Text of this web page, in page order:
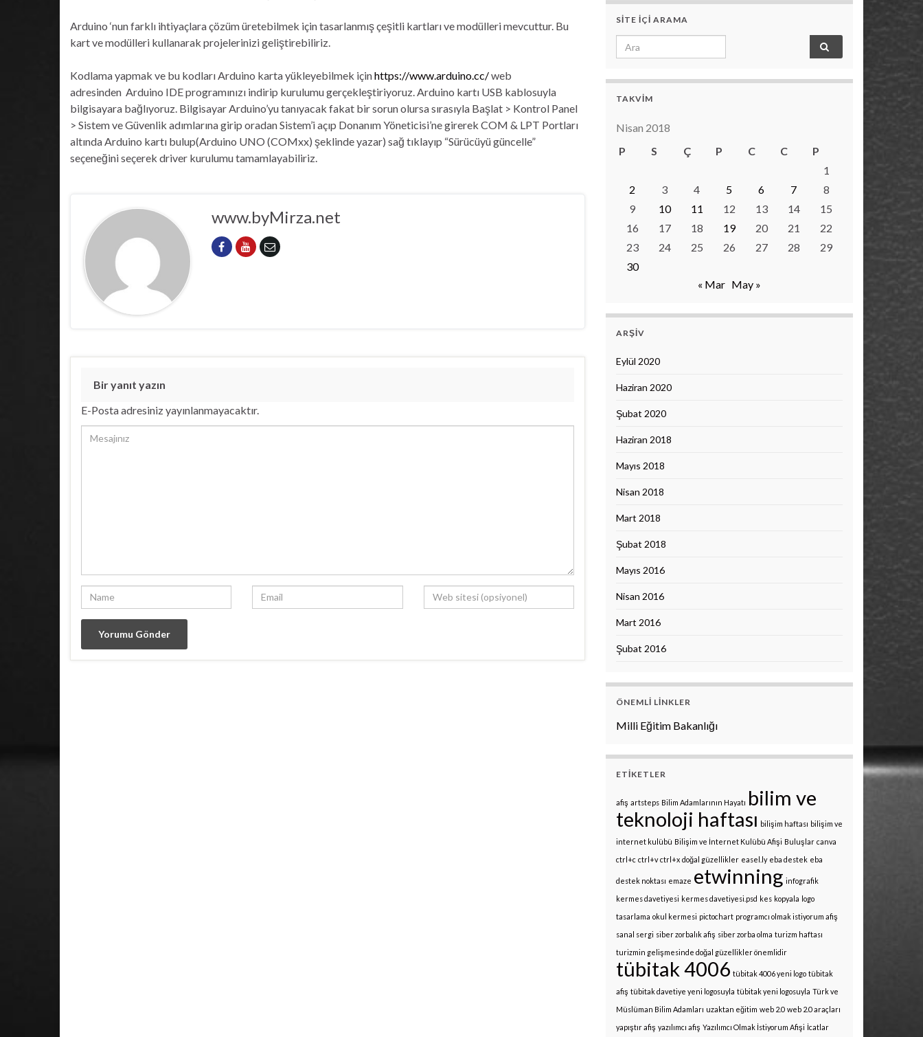
Arduino ‘nun farklı ihtiyaçlara çözüm üretebilmek için tasarlanmış çeşitli kartları ve modülleri mevcuttur. Bu
kart ve modülleri kullanarak projelerinizi geliştirebiliriz.
Kodlama yapmak ve bu kodları Arduino karta yükleyebilmek içinhttps://www.arduino.cc/web
adresinden Arduino IDE programınızı indirip kurulumu gerçekleştiriyoruz. Arduino kartı USB kablosuyla
bilgisayara bağlıyoruz. Bilgisayar Arduino’yu tanıyacak fakat bir sorun olursa sırasıyla Başlat > Kontrol Panel
> Sistem ve Güvenlik adımlarına girip oradan Sistem’i açıp Donanım Yöneticisi’ne girerek COM & LPT Portları
altında Arduino kartı bulup(Arduino UNO (COMxx) şeklinde yazar) sağ tıklayıp “Sürücüyü güncelle”
seçeneğini seçerek driver kurulumu tamamlayabiliriz.
www.byMirza.net
Bir yanıt yazın
E-Posta adresiniz yayınlanmayacaktır.
SITE IÇI ARAMA
Search for:
TAKVIM
Nisan 2018
P
S Ç P C C
P
1
2
3 4 5 6 7
8
9
10 11 12 13 14
15
16
17 18 19 20 21
22
23
24 25 26 27 28
29
30
« Mar May »
ARŞIV
Eylül 2020
Haziran 2020
Şubat 2020
Haziran 2018
Mayıs 2018
Nisan 2018
Mart 2018
Şubat 2018
Mayıs 2016
Nisan 2016
Mart 2016
Şubat 2016
ÖNEMLI LINKLER
Milli Eğitim Bakanlığı
ETIKETLER
afiş artsteps Bilim Adamlarının Hayatı bilim ve
teknoloji haftası bilişim haftası bilişim ve
internet kulübü Bilişim ve İnternet Kulübü Afişi Buluşlar canva
ctrl+c ctrl+v ctrl+x doğal güzellikler easel.ly eba destek eba
destek noktası emaze etwinning infografik
kermes davetiyesi kermes davetiyesi.psd kes kopyala logo
tasarlama okul kermesi pictochart programcı olmak istiyorum afiş
sanal sergi siber zorbalık afiş siber zorba olma turizm haftası
turizmin gelişmesinde doğal güzellikler önemlidir
tübitak 4006 tübitak 4006 yeni logo tübitak
afiş tübitak davetiye yeni logosuyla tübitak yeni logosuyla Türk ve
Müslüman Bilim Adamları uzaktan eğitim web 2.0 web 2.0 araçları
yapıştır afiş yazılımcı afiş Yazılımcı Olmak İstiyorum Afişi İcatlar